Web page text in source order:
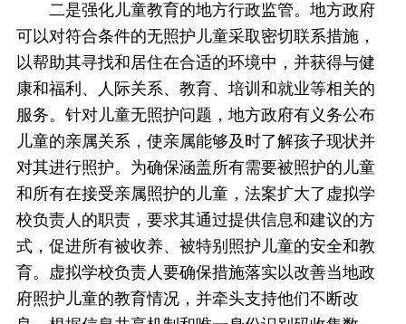
二是强化儿童教育的地方行政监管。地方政府
可以对符合条件的无照护儿童采取密切联系措施，
以帮助其寻找和居住在合适的环境中，并获得与健
康和福利、人际关系、教育、培训和就业等相关的
服务。针对儿童无照护问题，地方政府有义务公布
儿童的亲属关系，使亲属能够及时了解孩子现状并
对其进行照护。为确保涵盖所有需要被照护的儿童
和所有在接受亲属照护的儿童，法案扩大了虚拟学
校负责人的职责，要求其通过提供信息和建议的方
式，促进所有被收养、被特别照护儿童的安全和教
育。虚拟学校负责人要确保措施落实以改善当地政
府照护儿童的教育情况，并牵头支持他们不断改